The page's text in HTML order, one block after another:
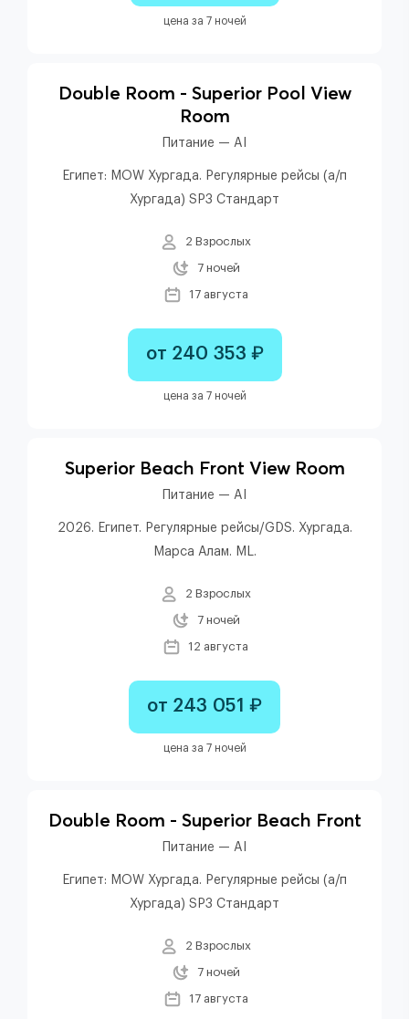
цена за 7 ночей
Double Room - Superior Pool View
Room
Питание — AI
Египет: MOW Хургада. Регулярные рейсы (а/п
Хургада) SP3 Стандарт
2 Взрослых
7 ночей
17 августа
от 240 353 ₽
цена за 7 ночей
Superior Beach Front View Room
Питание — AI
2026. Египет. Регулярные рейсы/GDS. Хургада.
Марса Алам. ML.
2 Взрослых
7 ночей
12 августа
от 243 051 ₽
цена за 7 ночей
Double Room - Superior Beach Front
Питание — AI
Египет: MOW Хургада. Регулярные рейсы (а/п
Хургада) SP3 Стандарт
2 Взрослых
7 ночей
17 августа